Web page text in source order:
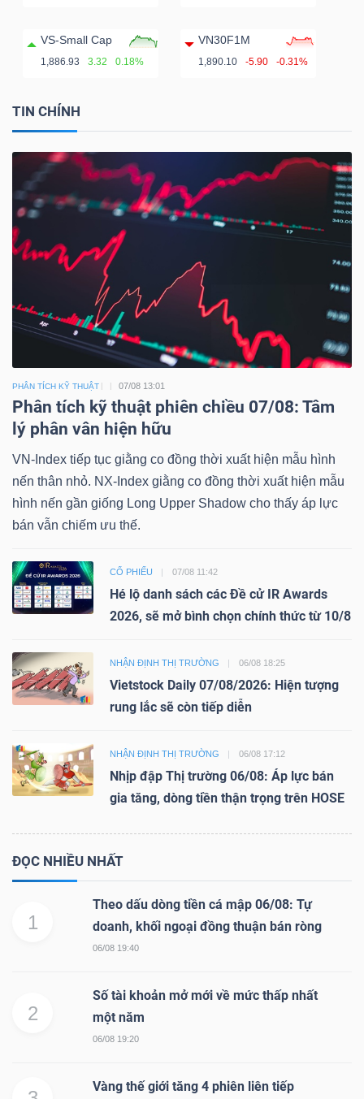
VS-Small Cap
1,886.93 3.32 0.18%
VN30F1M
1,890.10 -5.90 -0.31%
TIN CHÍNH
PHÂN TÍCH KỸ THUẬT 07/08 13:01
Phân tích kỹ thuật phiên chiều 07/08: Tâm
lý phân vân hiện hữu
VN-Index tiếp tục giằng co đồng thời xuất hiện mẫu hình
nến thân nhỏ. NX-Index giằng co đồng thời xuất hiện mẫu
hình nến gần giống Long Upper Shadow cho thấy áp lực
bán vẫn chiếm ưu thế.
CỔ PHIẾU 07/08 11:42
Hé lộ danh sách các Đề cử IR Awards
2026, sẽ mở bình chọn chính thức từ 10/8
NHẬN ĐỊNH THỊ TRƯỜNG 06/08 18:25
Vietstock Daily 07/08/2026: Hiện tượng
rung lắc sẽ còn tiếp diễn
NHẬN ĐỊNH THỊ TRƯỜNG 06/08 17:12
Nhịp đập Thị trường 06/08: Áp lực bán
gia tăng, dòng tiền thận trọng trên HOSE
ĐỌC NHIỀU NHẤT
1
Theo dấu dòng tiền cá mập 06/08: Tự
doanh, khối ngoại đồng thuận bán ròng
06/08 19:40
2
Số tài khoản mở mới về mức thấp nhất
một năm
06/08 19:20
Vàng thế giới tăng 4 phiên liên tiếp